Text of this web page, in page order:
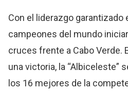
Con el liderazgo garantizado
campeones del mundo
cruces frente a Cabo Verde.
una victoria, la “Albiceleste”
los 16 mejores de la